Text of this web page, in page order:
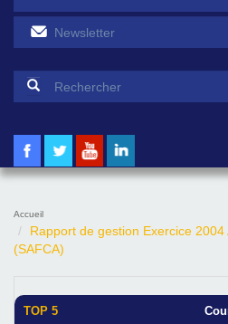
Formulaire de
Accueil
Rapport de gestion Exercice 2004
(SAFCA)
TOP 5